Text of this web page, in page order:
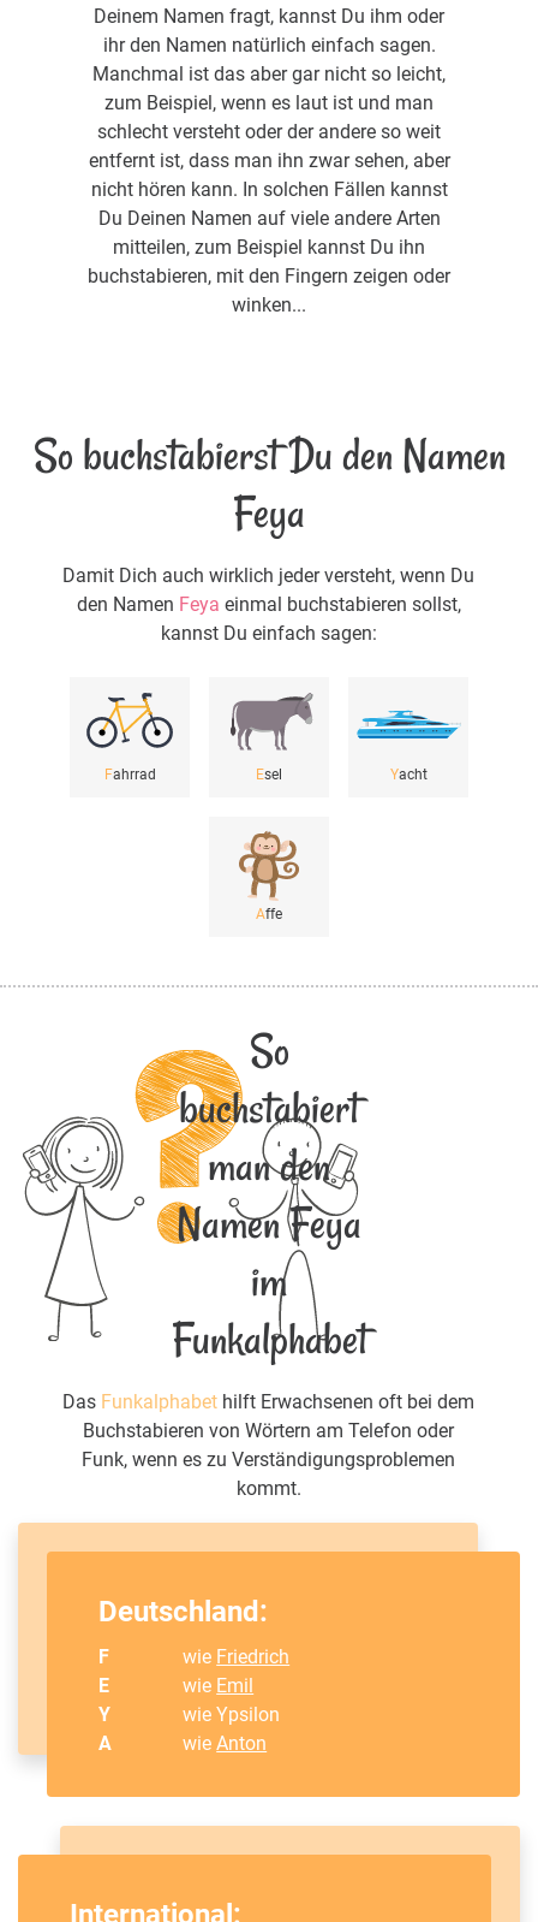
Deinem Namen fragt, kannst Du ihm oder
ihr den Namen natürlich einfach sagen.
Manchmal ist das aber gar nicht so leicht,
zum Beispiel, wenn es laut ist und man
schlecht versteht oder der andere so weit
entfernt ist, dass man ihn zwar sehen, aber
nicht hören kann. In solchen Fällen kannst
Du Deinen Namen auf viele andere Arten
mitteilen, zum Beispiel kannst Du ihn
buchstabieren, mit den Fingern zeigen oder
winken...
So buchstabierst Du den Namen
Feya
Damit Dich auch wirklich jeder versteht, wenn Du
den Namen Feya einmal buchstabieren sollst,
kannst Du einfach sagen:
Fahrrad Esel Yacht
Affe
So
buchstabiert
man den
Namen Feya
im
Funkalphabet
Das Funkalphabet hilft Erwachsenen oft bei dem
Buchstabieren von Wörtern am Telefon oder
Funk, wenn es zu Verständigungsproblemen
kommt.
Deutschland:
F wie Friedrich
E
wie Emil
Y
wie Ypsilon
A
wieAnton
International: